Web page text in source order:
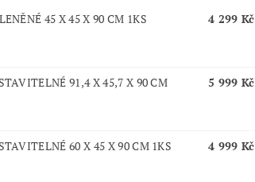
45 X 45 X 90 CM 1KS 4 299 Kč
91,4 X 45,7 X 90 CM
5 999 Kč
60 X 45 X 90 CM 1KS 4 999 Kč